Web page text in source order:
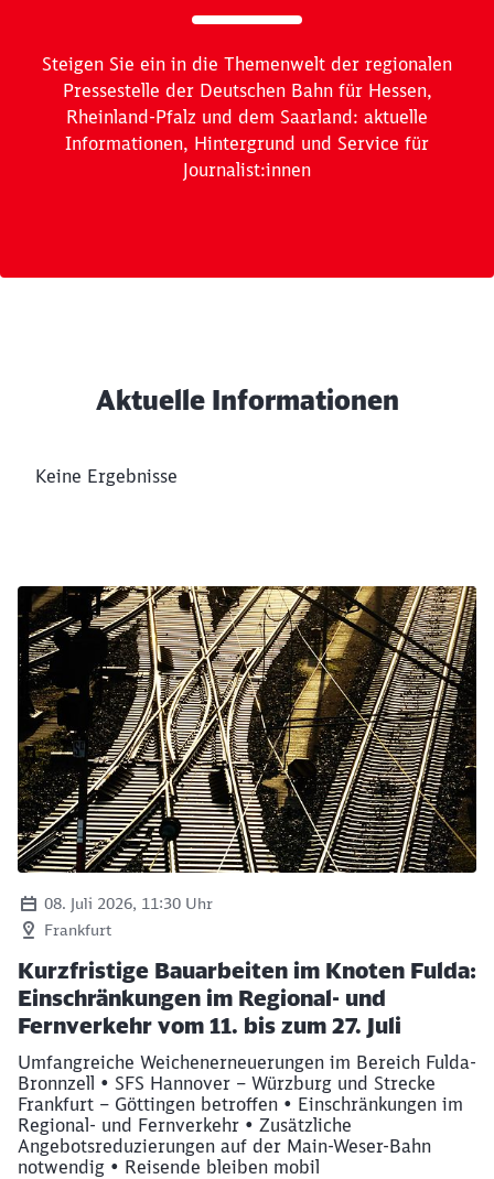
Bauteams realisieren ab Freitag umfangreiches
Bauprogramm an Strecke und Bahnhöfen • DB setzt
auf Erfahrungen der bisherigen Korridorsanierungen
• Umleitungs- und Ersatzverkehrskonzept für Züge
Aktuelle Informationen
Keine Ergebnisse
Kurzfristige Bauarbeiten im Knoten Fulda:
Einschränkungen im Regional- und
Fernverkehr vom 11. bis zum 27. Juli
08. Juli 2026, 11:30 Uhr
Frankfurt
Umfangreiche Weichenerneuerungen im Bereich Fulda-
Bronnzell • SFS Hannover – Würzburg und Strecke
Frankfurt – Göttingen betroffen • Einschränkungen im
Regional- und Fernverkehr • Zusätzliche
Angebotsreduzierungen auf der Main-Weser-Bahn
notwendig • Reisende bleiben mobil